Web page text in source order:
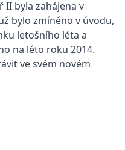
II byla zahájena v
bylo zmíněno v úvodu,
letošního léta a
na léto roku 2014.
ve svém novém